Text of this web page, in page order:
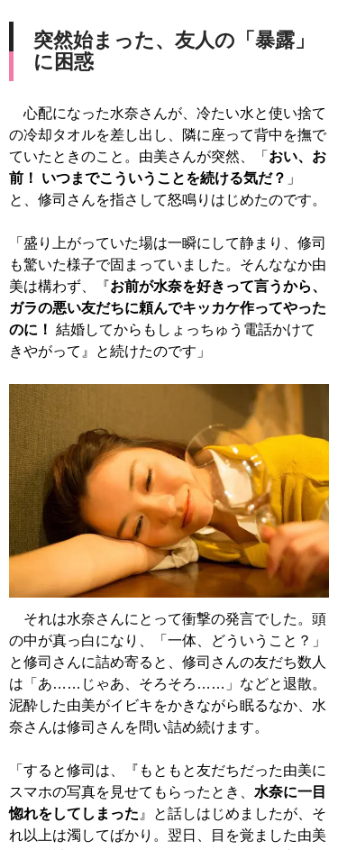
突然始まった、友人の「暴露」
に困惑
心配になった水奈さんが、冷たい水と使い捨て
の冷却タオルを差し出し、隣に座って背中を撫で
ていたときのこと。由美さんが突然、「 おい、お
前！ いつまでこういうことを続ける気だ？ 」
と、修司さんを指さして怒鳴りはじめたのです。
「盛り上がっていた場は一瞬にして静まり、修司
も驚いた様子で固まっていました。そんななか由
美は構わず、『お前が水奈を好きって言うから、
ガラの悪い友だちに頼んでキッカケ作ってやった
のに！ 結婚してからもしょっちゅう電話かけて
きやがって』と続けたのです」
それは水奈さんにとって衝撃の発言でした。頭
の中が真っ白になり、「一体、どういうこと？」
と修司さんに詰め寄ると、修司さんの友だち数人
は「あ……じゃあ、そろそろ……」などと退散。
泥酔した由美がイビキをかきながら眠るなか、水
奈さんは修司さんを問い詰め続けます。
「すると修司は、『もともと友だちだった由美に
スマホの写真を見せてもらったとき、 水奈に一目
惚れをしてしまった 』と話しはじめましたが、そ
れ以上は濁してばかり。翌日、目を覚ました由美